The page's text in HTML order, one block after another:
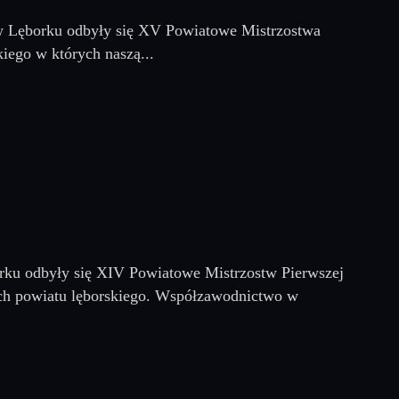
odbyły się XV Powiatowe Mistrzostwa
w których naszą...
odbyły się XIV Powiatowe Mistrzostw Pierwszej
powiatu lęborskiego. Współzawodnictwo w